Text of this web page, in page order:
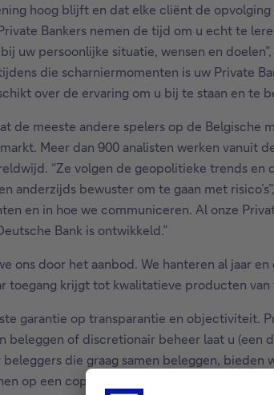
hoog blijft en dat elke cliënt de
Bankers nemen de tijd om u echt te
uw persoonlijke situatie, wensen en
die scharniermomenten is uw Private
over de ervaring om u bij te staan en te
de meeste andere spelers op de Belgische
Meer dan 900 analisten werken vanuit
“Ze volgen de geopolitieke trends
anderzijds bewuster om te gaan met
en in hoe we communiceren. Al onze
Bank is ontwikkeld.”
ons door het aanbod. We hanteren al jaar
toegang krijgt tot kwalitatieve producten
garantie op transparantie en objectiviteit.
beleggen of discretionair beheer laat u
die graag samen beleggen,
op een copiloot om de portefeuille samen